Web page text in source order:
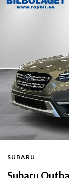
SUBARU
Subaru